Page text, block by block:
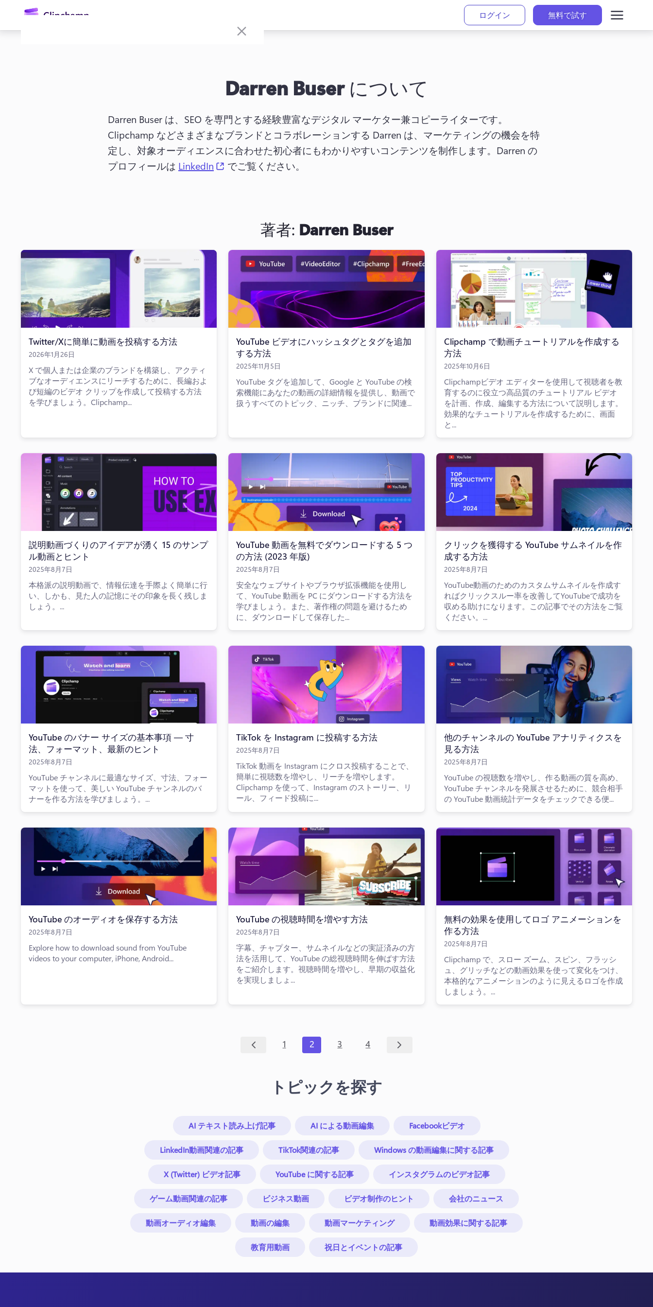
テ
ログイン 無料で試す
ログイン
無料で試す
Darren Buserについて
Darren Buser は、SEO を専門とする経験豊富なデジタル マーケター兼コピーライターです。
Clipchamp などさまざまなブランドとコラボレーションする Darren は、マーケティングの機会を特
定し、対象オーディエンスに合わせた初心者にもわかりやすいコンテンツを制作します。 Darren の
プロフィールは LinkedIn (opens in a new tab)
でご覧ください。
著者: Darren Buser
Twitter/Xに簡単に動画を投稿する方法
2026年1月26日
X で個人または企業のブランドを構築し、アクティ
ブなオーディエンスにリーチするために、長編およ
び短編のビデオ クリップを作成して投稿する方法
を学びましょう。Clipchamp...
YouTube ビデオにハッシュタグとタグを追加
する方法
2025年11月5日
YouTube タグを追加して、Google と YouTube の検
索機能にあなたの動画の詳細情報を提供し、動画で
扱うすべてのトピック、ニッチ、ブランドに関連...
Clipchamp で動画チュートリアルを作成する
方法
2025年10月6日
Clipchampビデオ エディターを使用して視聴者を教
育するのに役立つ高品質のチュートリアル ビデオ
を計画、作成、編集する方法について説明します。
効果的なチュートリアルを作成するために、画面
と...
説明動画づくりのアイデアが湧く 15 のサンプ
ル動画とヒント
2025年8月7日
本格派の説明動画で、情報伝達を手際よく簡単に行
い、しかも、見た人の記憶にその印象を長く残しま
しょう。...
YouTube 動画を無料でダウンロードする 5 つ
の方法 (2023 年版)
2025年8月7日
安全なウェブサイトやブラウザ拡張機能を使用し
て、YouTube 動画を PC にダウンロードする方法を
学びましょう。また、著作権の問題を避けるため
に、ダウンロードして保存した...
クリックを獲得する YouTube サムネイルを作
成する方法
2025年8月7日
YouTube動画のためのカスタムサムネイルを作成す
ればクリックスルー率を改善してYouTubeで成功を
収める助けになります。この記事でその方法をご覧
ください。...
YouTube のバナー サイズの基本事項 — 寸
法、フォーマット、最新のヒント
2025年8月7日
YouTube チャンネルに最適なサイズ、寸法、フォー
マットを使って、美しい YouTube チャンネルのバ
ナーを作る方法を学びましょう。...
TikTok を Instagram に投稿する方法
2025年8月7日
TikTok 動画を Instagram にクロス投稿することで、
簡単に視聴数を増やし、リーチを増やします。
Clipchamp を使って、Instagram のストーリー、リ
ール、フィード投稿に...
他のチャンネルの YouTube アナリティクスを
見る方法
2025年8月7日
YouTube の視聴数を増やし、作る動画の質を高め、
YouTube チャンネルを発展させるために、競合相手
の YouTube 動画統計データをチェックできる便...
YouTube のオーディオを保存する方法
2025年8月7日
Explore how to download sound from YouTube
videos to your computer, iPhone, Android...
YouTube の視聴時間を増やす方法
2025年8月7日
字幕、チャプター、サムネイルなどの実証済みの方
法を活用して、YouTube の総視聴時間を伸ばす方法
をご紹介します。視聴時間を増やし、早期の収益化
を実現しましょ...
無料の効果を使用してロゴ アニメーションを
作る方法
2025年8月7日
Clipchamp で、スロー ズーム、スピン、フラッシ
ュ、グリッチなどの動画効果を使って変化をつけ、
本格的なアニメーションのように見えるロゴを作成
しましょう。...
1 2 3 4
トピックを探す
AI テキスト読み上げ記事 AI による動画編集 Facebookビデオ
LinkedIn動画関連の記事 TikTok関連の記事 Windows の動画編集に関する記事
X (Twitter) ビデオ記事 YouTube に関する記事 インスタグラムのビデオ記事
ゲーム動画関連の記事 ビジネス動画 ビデオ制作のヒント 会社のニュース
動画オーディオ編集 動画の編集 動画マーケティング 動画効果に関する記事
教育用動画 祝日とイベントの記事